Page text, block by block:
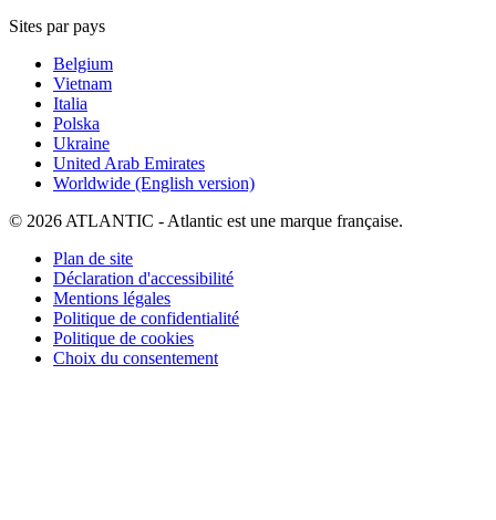
Sites par pays
Belgium
Vietnam
Italia
Polska
Ukraine
United Arab Emirates
Worldwide (English version)
© 2026 ATLANTIC - Atlantic est une marque française.
Plan de site
Déclaration d'accessibilité
Mentions légales
Politique de confidentialité
Politique de cookies
Choix du consentement